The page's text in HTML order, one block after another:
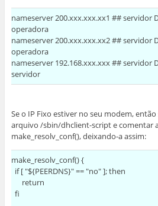
nameserver 200.xxx.xxx.xx1 ## servidor
operadora
nameserver 200.xxx.xxx.xx2 ## servidor
operadora
nameserver 192.168.xxx.xxx ## servidor
servidor
Se o IP Fixo estiver no seu modem,
arquivo /sbin/dhclient-script e comentar
make_resolv_conf(), deixando-a assim:
make_resolv_conf() {
if [ "${PEERDNS}" == "no" ]; then
return
fi